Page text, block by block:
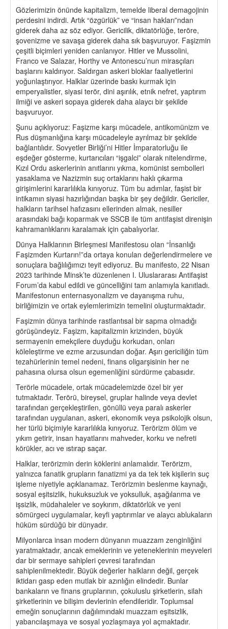
Gözlerimizin önünde kapitalizm, temelde liberal demagojinin
perdesini indirdi. Artık “özgürlük” ve “insan hakları”ndan
giderek daha az söz ediyor. Gericilik, diktatörlüğe, teröre,
şovenizme ve savaşa giderek daha sık başvuruyor. Faşizmin
çeşitli biçimleri yeniden canlanıyor. Hitler ve Mussolini,
Franco ve Salazar, Horthy ve Antonescu’nun mirasçıları
başlarını kaldırıyor. Saldırgan askeri bloklar faaliyetlerini
yoğunlaştırıyor. Halklar üzerinde baskı kurmak için
emperyalistler, siyasi terör, dini aşırılık, etnik nefret, yaptırım
ilmiği ve askeri sopaya giderek daha alaycı bir şekilde
başvuruyor.
Şunu açıklıyoruz: Faşizme karşı mücadele, antikomünizm ve
Rus düşmanlığına karşı mücadeleyle ayrılmaz bir şekilde
bağlantılıdır. Sovyetler Birliği’ni Hitler İmparatorluğu ile
eşdeğer gösterme, kurtarıcıları “işgalci” olarak nitelendirme,
Kızıl Ordu askerlerinin anıtlarını yıkma, komünist sembolleri
yasaklama ve Nazizmin suç ortaklarını haklı çıkarma
girişimlerini kararlılıkla kınıyoruz. Tüm bu adımlar, faşist bir
intikamın siyasi hazırlığından başka bir şey değildir. Gericiler,
halkların tarihsel hafızasını ellerinden almak, nesiller
arasındaki bağı koparmak ve SSCB ile tüm antifaşist direnişin
kahramanlıklarını karalamak için çabalıyorlar.
Dünya Halklarının Birleşmesi Manifestosu olan “İnsanlığı
Faşizmden Kurtarın!”da ortaya konulan değerlendirmelere ve
sonuçlara bağlılığımızı teyit ediyoruz. Bu manifesto, 22 Nisan
2023 tarihinde Minsk’te düzenlenen I. Uluslararası Antifaşist
Forum’da kabul edildi ve güncelliğini tam anlamıyla kanıtladı.
Manifestonun enternasyonalizm ve dayanışma ruhu,
birliğimizin ve ortak eylemlerimizin temelini oluşturmaktadır.
Faşizmin dünya tarihinde rastlantısal bir sapma olmadığı
görüşündeyiz. Faşizm, kapitalizmin krizinden, büyük
sermayenin emekçilere duyduğu korkudan, onları
köleleştirme ve ezme arzusundan doğar. Aşırı gericiliğin tüm
tezahürlerinin temel nedeni, finans oligarşisinin her ne
pahasına olursa olsun egemenliğini sürdürme çabasıdır.
Terörle mücadele, ortak mücadelemizde özel bir yer
tutmaktadır. Terörü, bireysel, gruplar halinde veya devlet
tarafından gerçekleştirilen, gönüllü veya paralı askerler
tarafından uygulanan, askeri, ekonomik veya psikolojik olsun,
her türlü biçimiyle kararlılıkla kınıyoruz. Terörizm ölüm ve
yıkım getirir, insan hayatlarını mahveder, korku ve nefreti
körükler, acı ve ıstırap saçar.
Halklar, terörizmin derin köklerini anlamalıdır. Terörizm,
yalnızca fanatik grupların fanatizmi ya da tek tek kişilerin suç
işleme niyetiyle açıklanamaz. Terörizmin beslenme kaynağı,
sosyal eşitsizlik, hukuksuzluk ve yoksulluk, aşağılanma ve
işsizlik, müdahaleler ve soykırım, diktatörlük ve yeni
sömürgeci uygulamalar, keyfi yaptırımlar ve alaycı ablukaların
hüküm sürdüğü bir dünyadır.
Milyonlarca insan modern dünyanın muazzam zenginliğini
yaratmaktadır, ancak emeklerinin ve yeteneklerinin meyveleri
dar bir sermaye sahipleri çevresi tarafından
sahiplenilmektedir. Büyük değerler halkların değil, gerçek
iktidarı gasp eden mutlak bir azınlığın elindedir. Bunlar
bankaların ve finans gruplarının, çokuluslu şirketlerin, silah
şirketlerinin ve bilişim devlerinin efendileridir. Toplumsal
emeğin sonuçlarının dağılımındaki muazzam eşitsizlik,
yabancılaşmaya ve sosyal yozlaşmaya yol açmaktadır.